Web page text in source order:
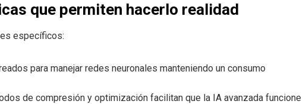
que permiten hacerlo realidad
específicos:
para manejar redes neuronales manteniendo un consumo
de compresión y optimización facilitan que la IA avanzada funcione